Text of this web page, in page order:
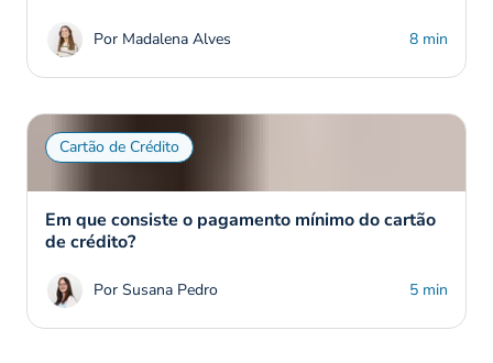
Por Madalena Alves 8 min
Cartão de Crédito
Em que consiste o pagamento mínimo do cartão
de crédito?
Por Susana Pedro 5 min